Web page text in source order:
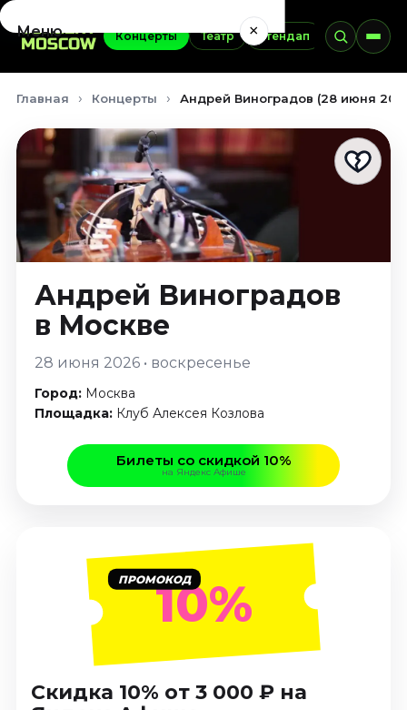
Концерты Театр Стендап Выставки
Меню ×
Сентябрь 2026
Октябрь 2026
Ноябрь 2026
Декабрь 2026
Январь 2027
Театр
Август 2026
Сентябрь 2026
Ноябрь 2026
Декабрь 2026
Январь 2027
Стендап
Август 2026
Декабрь 2026
Август 2026
Сентябрь 2026
Октябрь 2026
Главная Концерты Андрей Виноградов (28 июня
Андрей Виноградов
в Москве
28 июня 2026 • воскресенье
Город: Москва
Площадка: Клуб Алексея Козлова
Билеты со скидкой 10%
на Яндекс Афише
ПРОМОКОД10%
Скидка 10% от 3 000 ₽ на